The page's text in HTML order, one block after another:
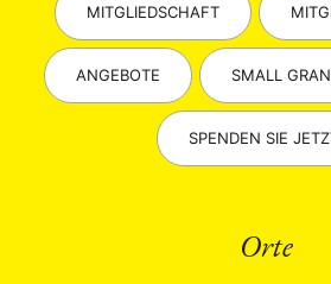
MITGLIEDSCHAFT
ANGEBOTE SMALL
SPENDEN SIE
Orte